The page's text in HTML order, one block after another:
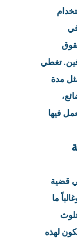
تغطي
مدة
فيها
قضية
ما
لهذه